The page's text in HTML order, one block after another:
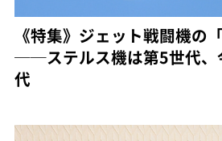
《特集》ジェット戦闘機の
──ステルス機は第5世代、
代